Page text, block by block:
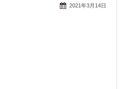
2021年3月14日